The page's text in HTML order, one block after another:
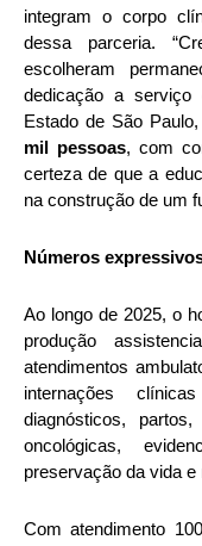
integram o corpo
dessa parceria.
escolheram
dedicação a
Estado de São
mil pessoas, com
certeza de que a
na construção de um
Números
Ao longo de 2025, o
produção
atendimentos
internações
diagnósticos,
oncológicas,
preservação da vida
Com atendimento